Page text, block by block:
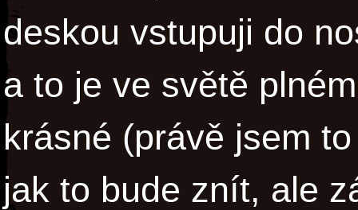
deskou vstupuji do
a to je ve světě
krásné (právě jsem
jak to bude znít, ale